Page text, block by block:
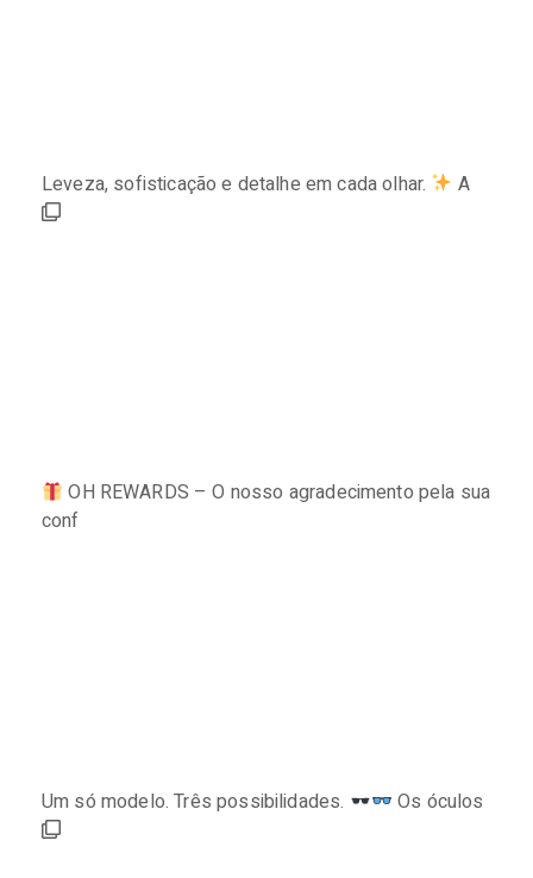
Leveza, sofisticação e detalhe em cada olhar. A
OH REWARDS – O nosso agradecimento pela sua
conf
Um só modelo. Três possibilidades. Os óculos